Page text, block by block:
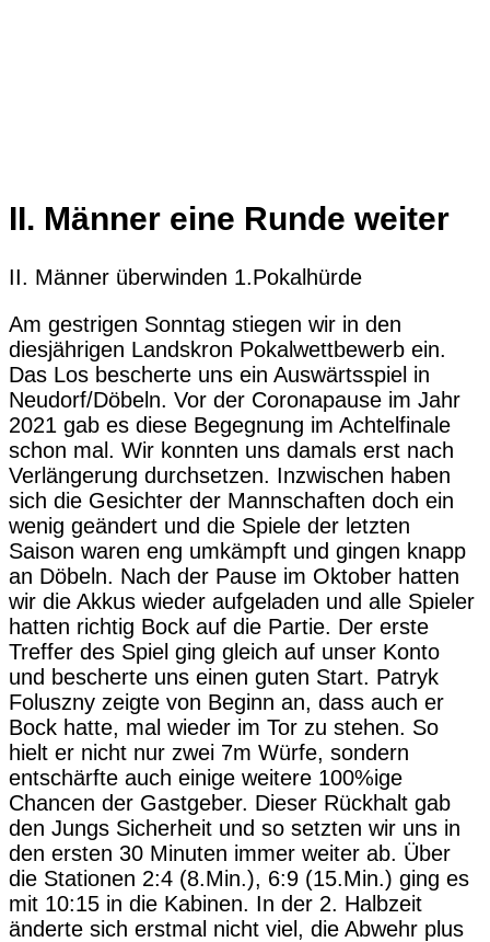
II. Männer eine Runde weiter
II. Männer überwinden 1.Pokalhürde
Am gestrigen Sonntag stiegen wir in den
diesjährigen Landskron Pokalwettbewerb ein.
Das Los bescherte uns ein Auswärtsspiel in
Neudorf/Döbeln. Vor der Coronapause im Jahr
2021 gab es diese Begegnung im Achtelfinale
schon mal. Wir konnten uns damals erst nach
Verlängerung durchsetzen. Inzwischen haben
sich die Gesichter der Mannschaften doch ein
wenig geändert und die Spiele der letzten
Saison waren eng umkämpft und gingen knapp
an Döbeln. Nach der Pause im Oktober hatten
wir die Akkus wieder aufgeladen und alle Spieler
hatten richtig Bock auf die Partie. Der erste
Treffer des Spiel ging gleich auf unser Konto
und bescherte uns einen guten Start. Patryk
Foluszny zeigte von Beginn an, dass auch er
Bock hatte, mal wieder im Tor zu stehen. So
hielt er nicht nur zwei 7m Würfe, sondern
entschärfte auch einige weitere 100%ige
Chancen der Gastgeber. Dieser Rückhalt gab
den Jungs Sicherheit und so setzten wir uns in
den ersten 30 Minuten immer weiter ab. Über
die Stationen 2:4 (8.Min.), 6:9 (15.Min.) ging es
mit 10:15 in die Kabinen. In der 2. Halbzeit
änderte sich erstmal nicht viel, die Abwehr plus